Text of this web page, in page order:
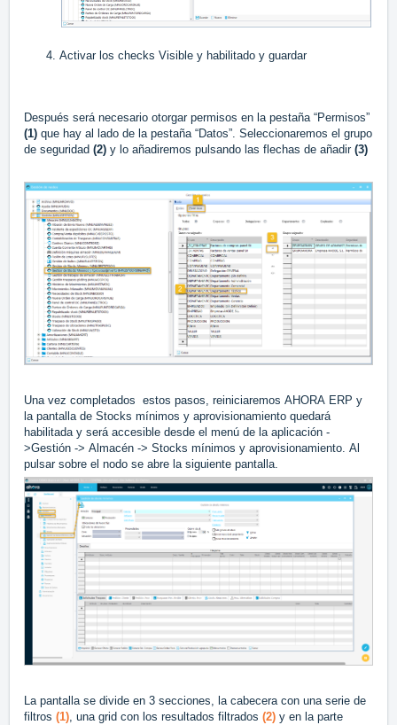
Activar los checks Visible y habilitado y guardar
Después será necesario otorgar permisos en la pestaña “Permisos”
(1) que hay al lado de la pestaña “Datos”. Seleccionaremos el grupo
de seguridad (2) y lo añadiremos pulsando las flechas de añadir (3)
Una vez completados estos pasos, reiniciaremos AHORA ERP y
la pantalla de Stocks mínimos y aprovisionamiento quedará
habilitada y será accesible desde el menú de la aplicación -
>Gestión -> Almacén -> Stocks mínimos y aprovisionamiento. Al
pulsar sobre el nodo se abre la siguiente pantalla.
La pantalla se divide en 3 secciones, la cabecera con una serie de
filtros (1), una grid con los resultados filtrados (2) y en la parte